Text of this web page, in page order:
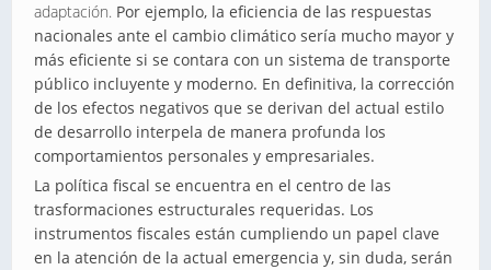
adaptación. Por ejemplo, la eficiencia de las respuestas
nacionales ante el cambio climático sería mucho mayor y
más eficiente si se contara con un sistema de transporte
público incluyente y moderno. En definitiva, la corrección
de los efectos negativos que se derivan del actual estilo
de desarrollo interpela de manera profunda los
comportamientos personales y empresariales.
La política fiscal se encuentra en el centro de las
trasformaciones estructurales requeridas. Los
instrumentos fiscales están cumpliendo un papel clave
en la atención de la actual emergencia y, sin duda, serán